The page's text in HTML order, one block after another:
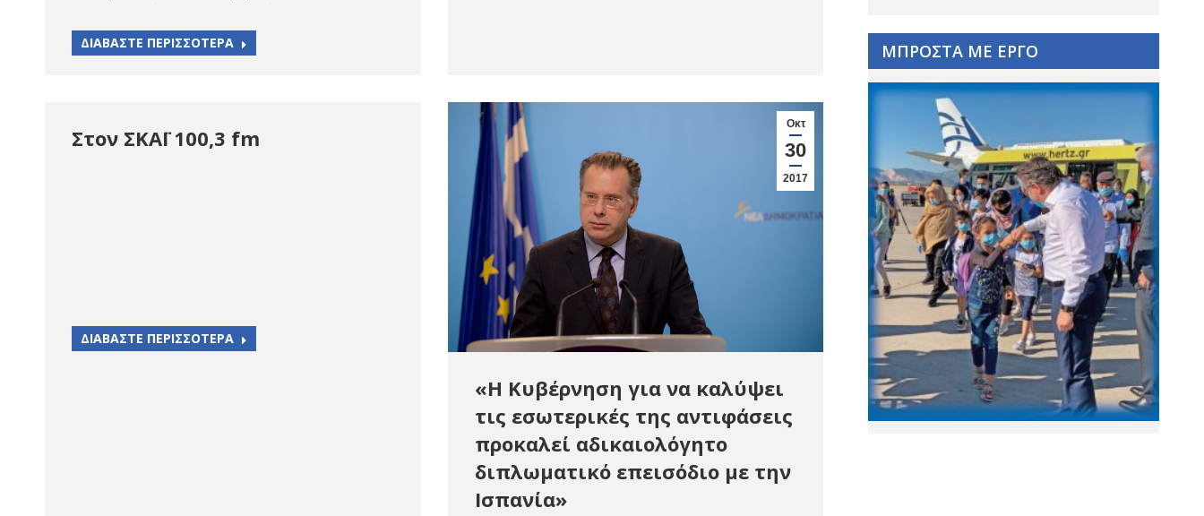
ΔΙΑΒΑΣΤΕ ΠΕΡΙΣΣΟΤΕΡΑ
Στον ΣΚΑΪ 100,3 fm
ΔΙΑΒΑΣΤΕ ΠΕΡΙΣΣΟΤΕΡΑ
Οκτ
30
2017
«Η Κυβέρνηση για να καλύψει
τις εσωτερικές της αντιφάσεις
προκαλεί αδικαιολόγητο
διπλωματικό επεισόδιο με την
Ισπανία»
ΜΠΡΟΣΤΑ ΜΕ ΕΡΓΟ